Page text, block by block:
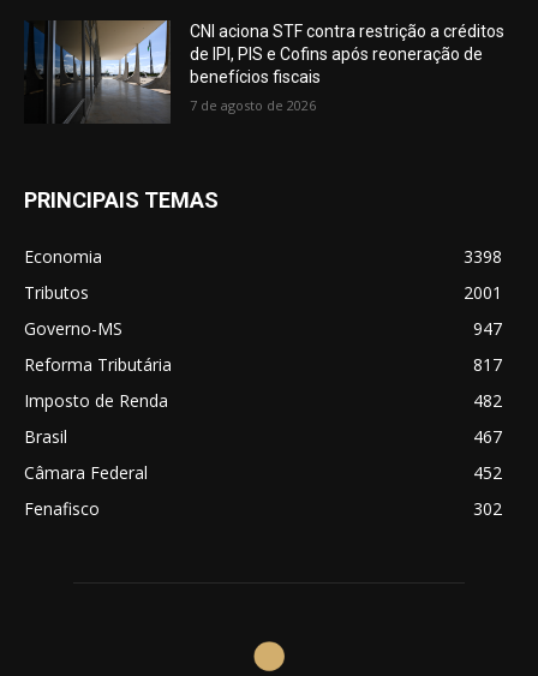
CNI aciona STF contra restrição a créditos
de IPI, PIS e Cofins após reoneração de
benefícios fiscais
7 de agosto de 2026
PRINCIPAIS TEMAS
Economia
3398
Tributos
2001
Governo-MS
947
Reforma Tributária
817
Imposto de Renda
482
Brasil
467
Câmara Federal
452
Fenafisco
302